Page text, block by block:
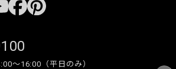
〜16:00（平日のみ）